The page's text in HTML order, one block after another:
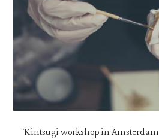
Kintsugi workshop in Amsterdam